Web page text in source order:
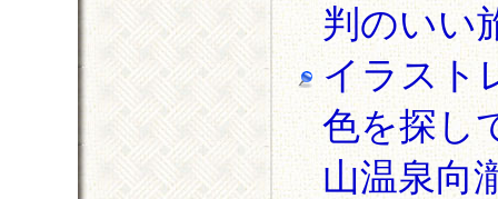
判のいい
イラスト
色を探し
山温泉向